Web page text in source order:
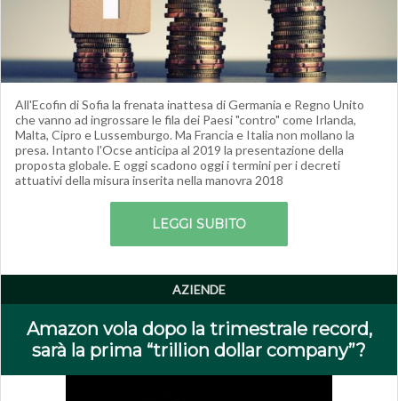
All'Ecofin di Sofia la frenata inattesa di Germania e Regno Unito
che vanno ad ingrossare le fila dei Paesi "contro" come Irlanda,
Malta, Cipro e Lussemburgo. Ma Francia e Italia non mollano la
presa. Intanto l'Ocse anticipa al 2019 la presentazione della
proposta globale. E oggi scadono oggi i termini per i decreti
attuativi della misura inserita nella manovra 2018
LEGGI SUBITO
AZIENDE
Amazon vola dopo la trimestrale record,
sarà la prima “trillion dollar company”?